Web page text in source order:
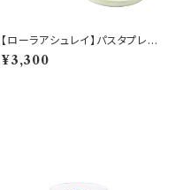
【ローラアシュレイ】パスタプレ
ートセット【LA110】LA110-184
¥3,300